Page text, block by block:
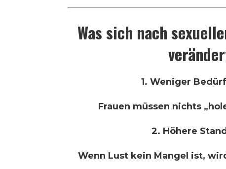
Was sich nach
1. Weniger
Frauen müssen nichts
2. Höhere
Wenn Lust kein Mangel ist,